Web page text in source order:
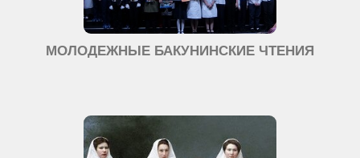
МОЛОДЕЖНЫЕ БАКУНИНСКИЕ ЧТЕНИЯ